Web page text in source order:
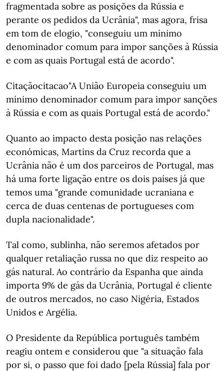
fragmentada sobre as posições da Rússia e
perante os pedidos da Ucrânia", mas agora, frisa
em tom de elogio, "conseguiu um mínimo
denominador comum para impor sanções à Rússia
e com as quais Portugal está de acordo".
Citaçãocitacao"A União Europeia conseguiu um
mínimo denominador comum para impor sanções
à Rússia e com as quais Portugal está de acordo."
Quanto ao impacto desta posição nas relações
económicas, Martins da Cruz recorda que a
Ucrânia não é um dos parceiros de Portugal, mas
há uma forte ligação entre os dois países já que
temos uma "grande comunidade ucraniana e
cerca de duas centenas de portugueses com
dupla nacionalidade".
Tal como, sublinha, não seremos afetados por
qualquer retaliação russa no que diz respeito ao
gás natural. Ao contrário da Espanha que ainda
importa 9% de gás da Ucrânia, Portugal é cliente
de outros mercados, no caso Nigéria, Estados
Unidos e Argélia.
O Presidente da República português também
reagiu ontem e considerou que "a situação fala
por si, o passo que foi dado [pela Rússia] fala por